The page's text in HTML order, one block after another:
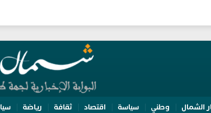
الشمال وطني سياسة اقتصاد ثقافة رياضة